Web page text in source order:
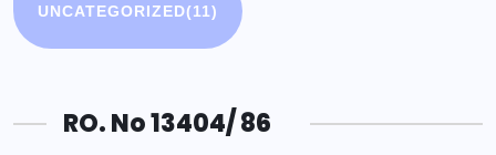
UNCATEGORIZED(11)
RO. No 13404/ 86